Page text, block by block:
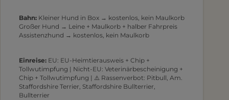
Bahn: Kleiner Hund in Box → kostenlos, kein Maulkorb
Großer Hund → Leine + Maulkorb + halber Fahrpreis
Assistenzhund → kostenlos, kein Maulkorb
Einreise: EU: EU-Heimtierausweis + Chip +
Tollwutimpfung | Nicht-EU: Veterinärbescheinigung +
Chip + Tollwutimpfung | ⚠️ Rassenverbot: Pitbull, Am.
Staffordshire Terrier, Staffordshire Bullterrier,
Bullterrier